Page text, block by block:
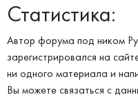
Статистика:
Автор форума под ником
зарегистрировался на
ни одного материала и
Вы можете связаться с